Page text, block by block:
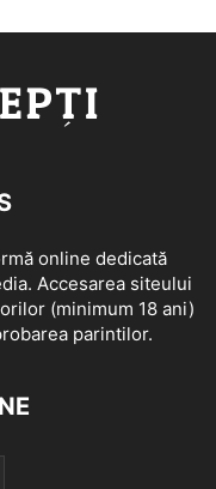
online dedicată
Accesarea siteului
(minimum 18 ani)
parintilor.